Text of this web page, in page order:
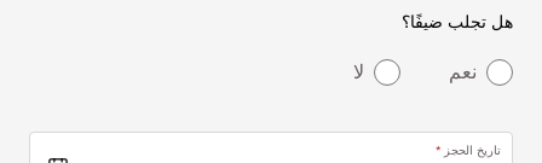
هل تجلب ضيفًا؟
نعم لا
تاريخ الحجز